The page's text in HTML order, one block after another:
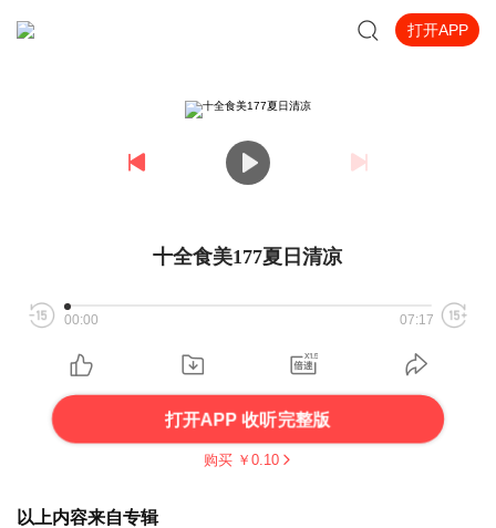
打开APP
十全食美177夏日清凉
00:00 07:17
打开APP 收听完整版
购买 ￥ 0.10
以上内容来自专辑